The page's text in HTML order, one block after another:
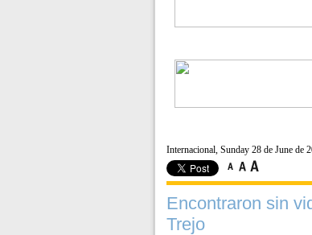
Internacional, Sunday 28 de June de
Encontraron sin
Trejo